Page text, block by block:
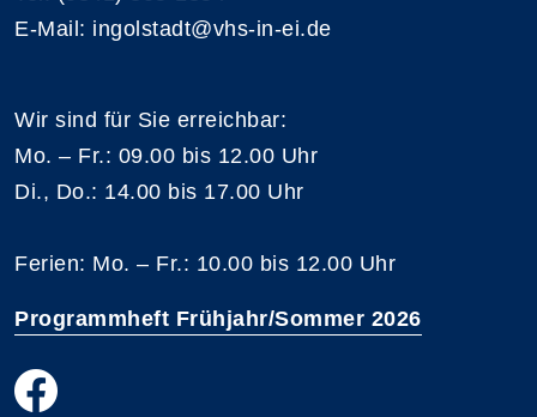
E-Mail: ingolstadt@vhs-in-ei.de
Wir sind für Sie erreichbar:
Mo. – Fr.: 09.00 bis 12.00 Uhr
Di., Do.: 14.00 bis 17.00 Uhr
Ferien: Mo. – Fr.: 10.00 bis 12.00 Uhr
Programmheft Frühjahr/Sommer 2026